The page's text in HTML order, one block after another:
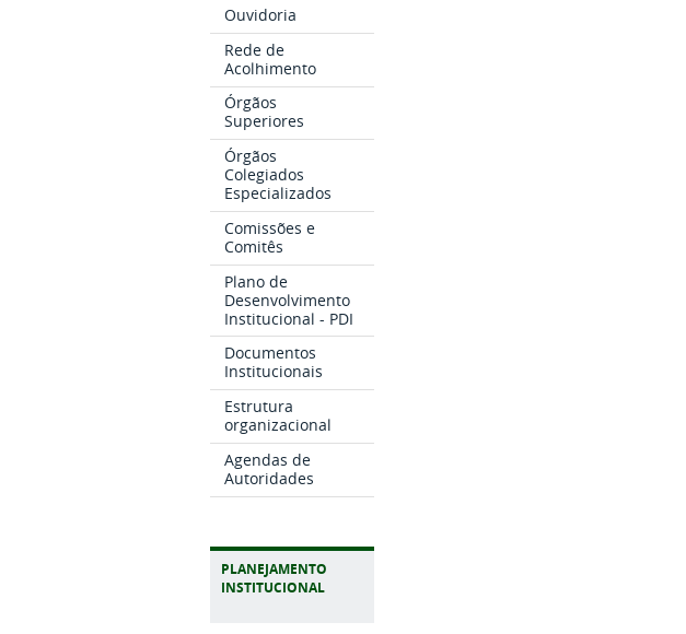
Ouvidoria
Rede de
Acolhimento
Órgãos
Superiores
Órgãos
Colegiados
Especializados
Comissões e
Comitês
Plano de
Desenvolvimento
Institucional - PDI
Documentos
Institucionais
Estrutura
organizacional
Agendas de
Autoridades
PLANEJAMENTO
INSTITUCIONAL